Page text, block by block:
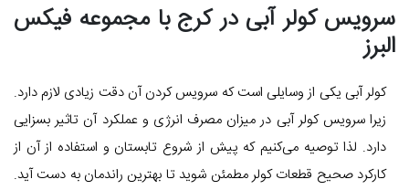
سرویس کولر آبی در کرج با مجموعه فیکس
البرز
کولر آبی یکی از وسایلی است که سرویس کردن آن دقت زیادی لازم دارد.
زیرا سرویس کولر آبی در میزان مصرف انرژی و عملکرد آن تاثیر بسزایی
دارد. لذا توصیه می‌کنیم که پیش از شروع تابستان و استفاده از آن از
کارکرد صحیح قطعات کولر مطمئن شوید تا بهترین راندمان به دست آید.